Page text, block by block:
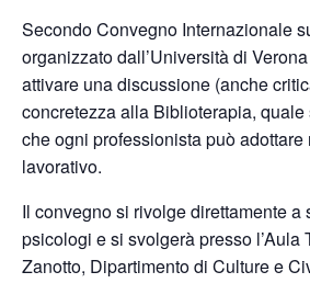
Secondo Convegno Internazionale
organizzato dall’Università di
attivare una discussione (anche
concretezza alla Biblioterapia, quale
che ogni professionista può
lavorativo.
Il convegno si rivolge direttamente a
psicologi e si svolgerà presso
Zanotto, Dipartimento di Culture e